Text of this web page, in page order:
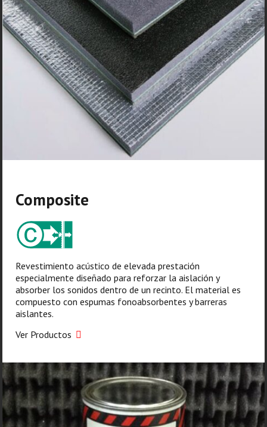
Composite
Revestimiento acústico de elevada prestación
especialmente diseñado para reforzar la aislación y
absorber los sonidos dentro de un recinto. El material es
compuesto con espumas fonoabsorbentes y barreras
aislantes.
Ver Productos